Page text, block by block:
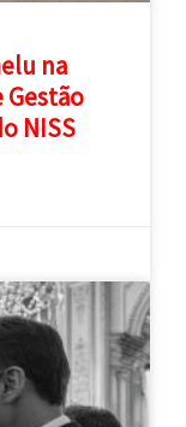
na
Gestão
NISS